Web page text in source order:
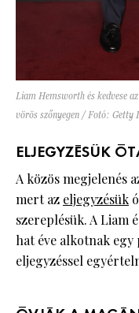
Liam Hemsworth és kedvese
vörös szőnyegen / Fotó:
ELJEGYZÉSÜK
A közös megjelenés
mert az eljegyzésük
szereplésük. A Liam
hat éve alkotnak
eljegyzéssel